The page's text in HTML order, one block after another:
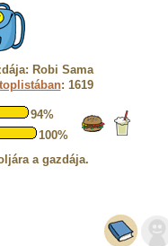
Robi Sama
: 1619
94%
100%
a gazdája.